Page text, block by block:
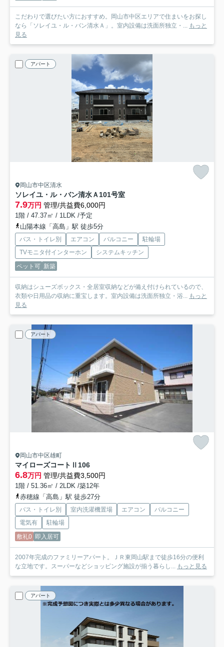
こだわりで選びたい方におすすめ。岡山市中区エリアで住まいをお探し
なら「ソレイユ・ル・バン清水Ａ」。室内設備は洗面所独立・...
もっと
見る
アパート
岡山市中区清水
ソレイユ・ル・バン清水Ａ 101号室
7.9万円 管理/共益費6,000円
1階 / 47.37㎡ / 1LDK /予定
山陽本線「高島」駅 徒歩5分
バス・トイレ別 エアコン バルコニー
駐輪場
TVモニタ付インターホン
システムキッチン
ペット可 新築
収納はシューズボックス・全居室収納などが備え付けられているので、
衣類や日用品の収納に重宝します。室内設備は洗面所独立・浴...
もっと
見る
アパート
岡山市中区雄町
マイローズコートⅡ 106
6.8万円 管理/共益費3,500円
1階 / 51.36㎡ / 2LDK /築12年
赤穂線「高島」駅 徒歩27分
バス・トイレ別 室内洗濯機置場 エアコン
バルコニー
電気有
駐輪場
敷礼0 即入居可
2007年完成のファミリーアパート。ＪＲ東岡山駅まで徒歩16分の便利
な立地です。スーパーなどショッピング施設が揃う暮らし...
もっと見る
アパート